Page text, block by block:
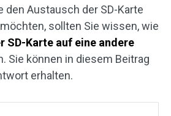
den Austausch der SD-Karte
sollten Sie wissen, wie
SD-Karte auf eine andere
Sie können in diesem Beitrag
erhalten.